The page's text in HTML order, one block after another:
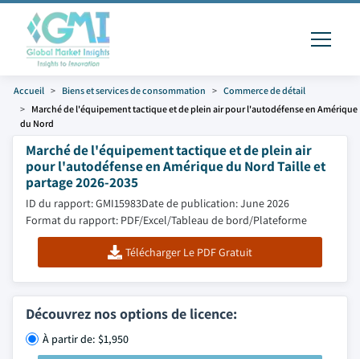
Accueil Biens et services de consommation
Commerce de détail
Marché de l'équipement tactique et de plein air pour l'autodéfense en Amérique
du Nord
Marché de l'équipement tactique et de plein air
pour l'autodéfense en Amérique du Nord Taille et
partage 2026-2035
ID du rapport: GMI15983Date de publication: June 2026
Format du rapport: PDF/Excel/Tableau de bord/Plateforme
Télécharger Le PDF Gratuit
Découvrez nos options de licence:
À partir de: $1,950